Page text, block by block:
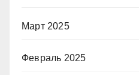
Март 2025
Февраль 2025